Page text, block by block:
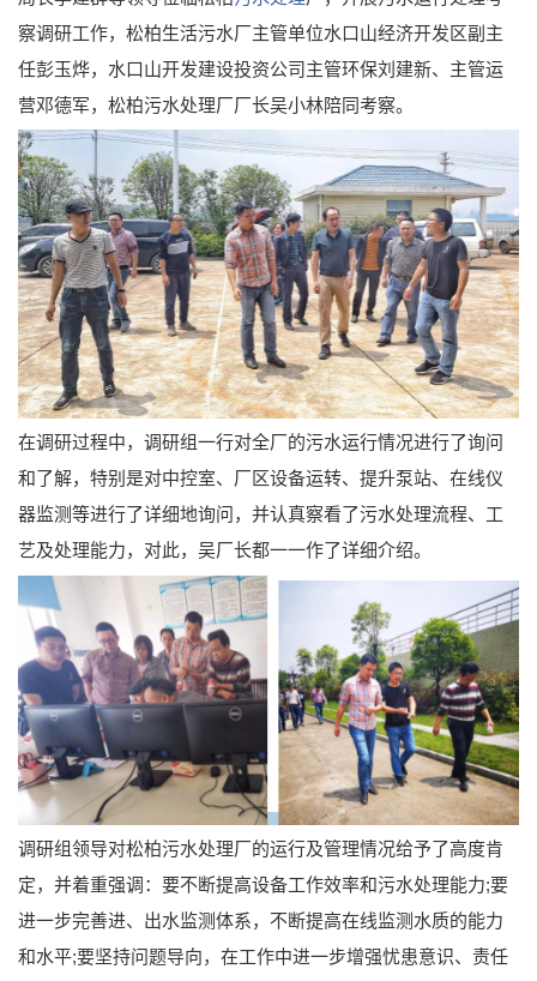
察调研工作，松柏生活污水厂主管单位水口山经济开发区副主
任彭玉烨，水口山开发建设投资公司主管环保刘建新、主管运
营邓德军，松柏污水处理厂厂长吴小林陪同考察。
在调研过程中，调研组一行对全厂的污水运行情况进行了询问
和了解，特别是对中控室、厂区设备运转、提升泵站、在线仪
器监测等进行了详细地询问，并认真察看了污水处理流程、工
艺及处理能力，对此，吴厂长都一一作了详细介绍。
调研组领导对松柏污水处理厂的运行及管理情况给予了高度肯
定，并着重强调：要不断提高设备工作效率和污水处理能力;要
进一步完善进、出水监测体系，不断提高在线监测水质的能力
和水平;要坚持问题导向，在工作中进一步增强忧患意识、责任